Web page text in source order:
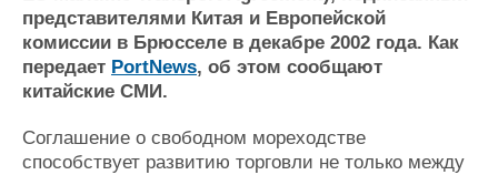
Репутация
Работа
Крюинг
Журнал
Изделия
Материалы
Услуги
представителями Китая и Европейской
комиссии в Брюсселе в декабре 2002 года. Как
передает PortNews, об этом сообщают
китайские СМИ.
Соглашение о свободном мореходстве
способствует развитию торговли не только между